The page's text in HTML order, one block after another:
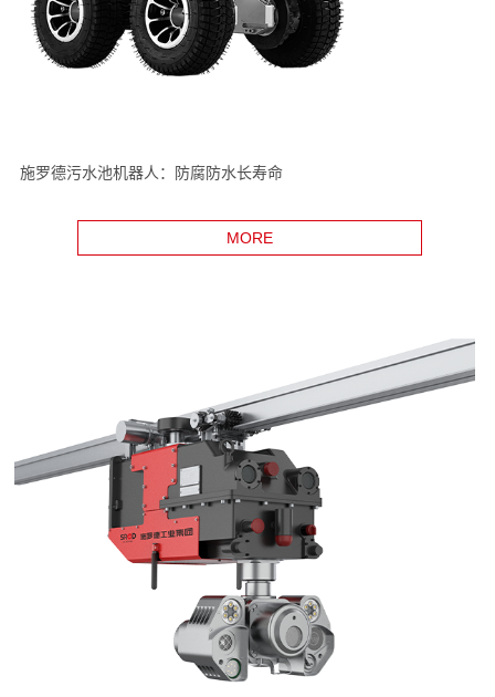
施罗德污水池机器人：防腐防水长寿命
MORE